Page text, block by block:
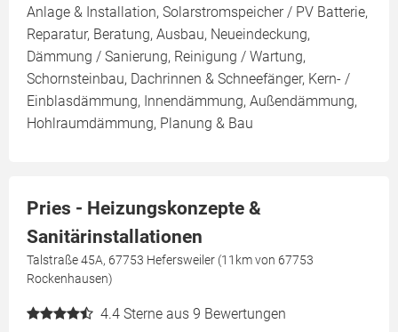
Anlage & Installation, Solarstromspeicher / PV Batterie,
Reparatur, Beratung, Ausbau, Neueindeckung,
Dämmung / Sanierung, Reinigung / Wartung,
Schornsteinbau, Dachrinnen & Schneefänger, Kern- /
Einblasdämmung, Innendämmung, Außendämmung,
Hohlraumdämmung, Planung & Bau
Pries - Heizungskonzepte &
Sanitärinstallationen
Talstraße 45A, 67753 Hefersweiler (11km von 67753
Rockenhausen)
4.4 Sterne aus 9 Bewertungen